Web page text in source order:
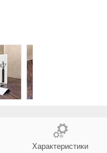
Характеристики